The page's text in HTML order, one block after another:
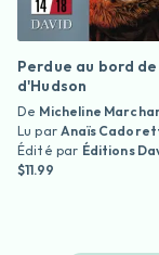
Perdue au bord
d'Hudson
De Micheline
Lu parAnaïs
Édité par Éditions
$11.99